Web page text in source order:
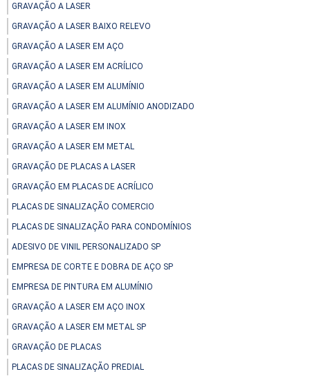
GRAVAÇÃO A LASER
GRAVAÇÃO A LASER BAIXO RELEVO
GRAVAÇÃO A LASER EM AÇO
GRAVAÇÃO A LASER EM ACRÍLICO
GRAVAÇÃO A LASER EM ALUMÍNIO
GRAVAÇÃO A LASER EM ALUMÍNIO ANODIZADO
GRAVAÇÃO A LASER EM INOX
GRAVAÇÃO A LASER EM METAL
GRAVAÇÃO DE PLACAS A LASER
GRAVAÇÃO EM PLACAS DE ACRÍLICO
PLACAS DE SINALIZAÇÃO COMERCIO
PLACAS DE SINALIZAÇÃO PARA CONDOMÍNIOS
ADESIVO DE VINIL PERSONALIZADO SP
EMPRESA DE CORTE E DOBRA DE AÇO SP
EMPRESA DE PINTURA EM ALUMÍNIO
GRAVAÇÃO A LASER EM AÇO INOX
GRAVAÇÃO A LASER EM METAL SP
GRAVAÇÃO DE PLACAS
PLACAS DE SINALIZAÇÃO PREDIAL